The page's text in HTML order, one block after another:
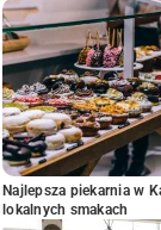
Najlepsza piekarnia w
lokalnych smakach